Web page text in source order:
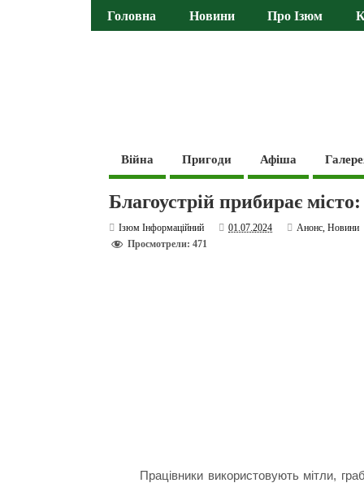
Головна Новини Про Ізюм
Війна Пригоди Афіша
Благоустрій прибирає
Ізюм Інформаційний 01.07.2024 Анонс,Новини
Просмотрели: 471
Працівники використовують мітли,